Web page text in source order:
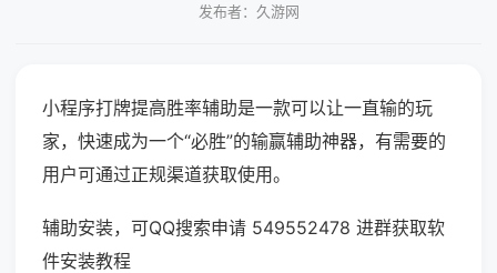
发布者：久游网
小程序打牌提高胜率辅助是一款可以让一直输的玩
家，快速成为一个“必胜”的输赢辅助神器，有需要的
用户可通过正规渠道获取使用。
辅助安装，可QQ搜索申请 549552478 进群获取软
件安装教程